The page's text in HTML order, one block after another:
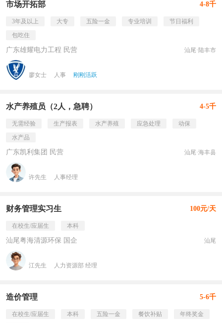
市场开拓部 4-8千
3年及以上 大专 五险一金 专业培训
节日福利
包吃住
广东雄耀电力工程 民营 汕尾·陆丰市
廖女士 人事 刚刚活跃
水产养殖员（2人，急聘） 4-5千
无需经验 生产报表 水产养殖 应急处理
动保
水产品
广东凯利集团 民营 汕尾·海丰县
许先生 人事经理
财务管理实习生 100元/天
在校生/应届生 本科
汕尾粤海清源环保 国企 汕尾
江先生 人力资源部 经理
造价管理 5-6千
在校生/应届生 本科 五险一金 餐饮补贴
年终奖金